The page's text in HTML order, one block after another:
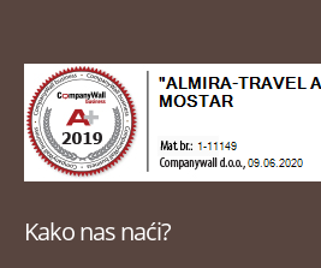
Kako nas naći?